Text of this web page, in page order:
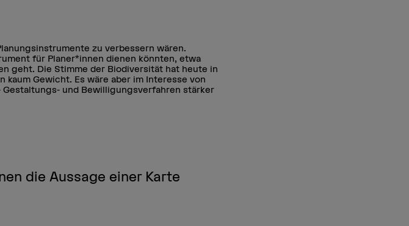
zu verbessern wären.
für Planer*innen dienen könnten, etwa
geht. Die Stimme der Biodiversität hat heute in
Gewicht. Es wäre aber im Interesse von
Gestaltungs- und Bewilligungsverfahren stärker
die Aussage einer Karte